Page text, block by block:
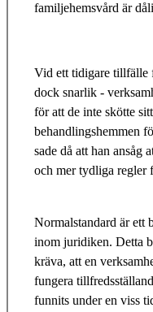
familjehemsvård är
Vid ett tidigare tillfälle
dock snarlik -
för att de inte skötte
behandlingshemmen
sade då att han ansåg
och mer tydliga regler
Normalstandard är ett
inom juridiken. Detta
kräva, att en
fungera
funnits under en viss